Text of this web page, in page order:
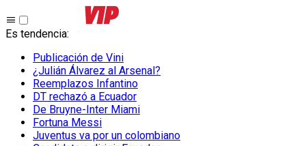
Es tendencia:
Publicación de Vini
¿Julián Álvarez al Arsenal?
Reemplazos Infantino
DT rechazó a Ecuador
De Bruyne-Inter Miami
Fortuna Messi
Juventus va por un colombiano